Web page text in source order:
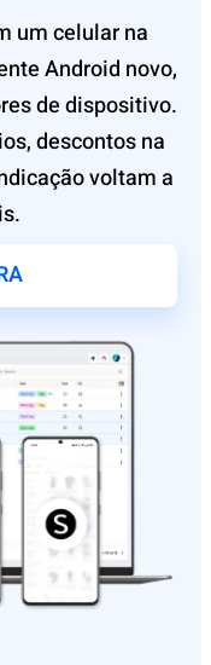
um celular na
Android novo,
de dispositivo.
descontos na
voltam a